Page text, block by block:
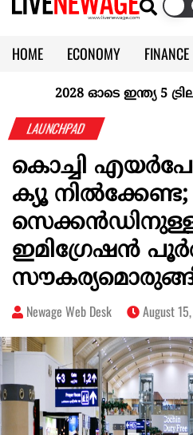
HOME ECONOMY FINANCE
CALENDAR
KERALA @70
2028 ഓടെ ഇന്ത്യ 5
LAUNCHPAD
കൊച്ചി
ക്യൂ നിൽക്കേണ്ട;
ഇമിഗ്രേഷൻ
Newage Web Desk August